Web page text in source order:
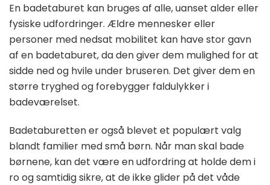
En badetaburet kan bruges af alle, uanset alder eller
fysiske udfordringer. Ældre mennesker eller
personer med nedsat mobilitet kan have stor gavn
af en badetaburet, da den giver dem mulighed for at
sidde ned og hvile under bruseren. Det giver dem en
større tryghed og forebygger faldulykker i
badeværelset.
Badetaburetten er også blevet et populært valg
blandt familier med små børn. Når man skal bade
børnene, kan det være en udfordring at holde dem i
ro og samtidig sikre, at de ikke glider på det våde